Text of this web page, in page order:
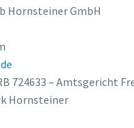
Hornsteiner GmbH
724633 – Amtsgericht
Hornsteiner